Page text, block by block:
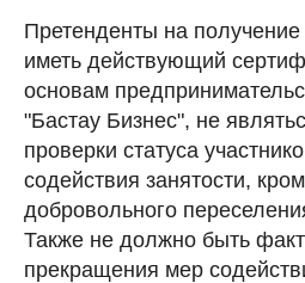
Претенденты на
иметь действующий
основам
"Бастау Бизнес", не
проверки статуса
содействия занятости,
добровольного
Также не должно быть
прекращения мер